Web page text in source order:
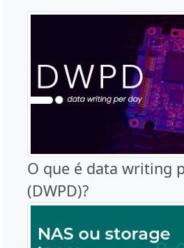
O que é data writing
(DWPD)?